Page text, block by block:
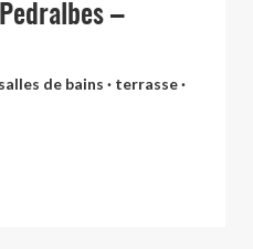
–
de bains · terrasse ·